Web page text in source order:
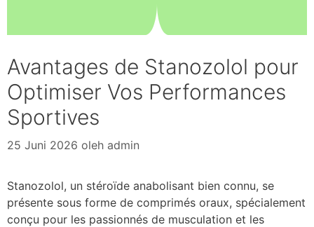
Avantages de Stanozolol pour
Optimiser Vos Performances
Sportives
25 Juni 2026 oleh admin
Stanozolol, un stéroïde anabolisant bien connu, se
présente sous forme de comprimés oraux, spécialement
conçu pour les passionnés de musculation et les